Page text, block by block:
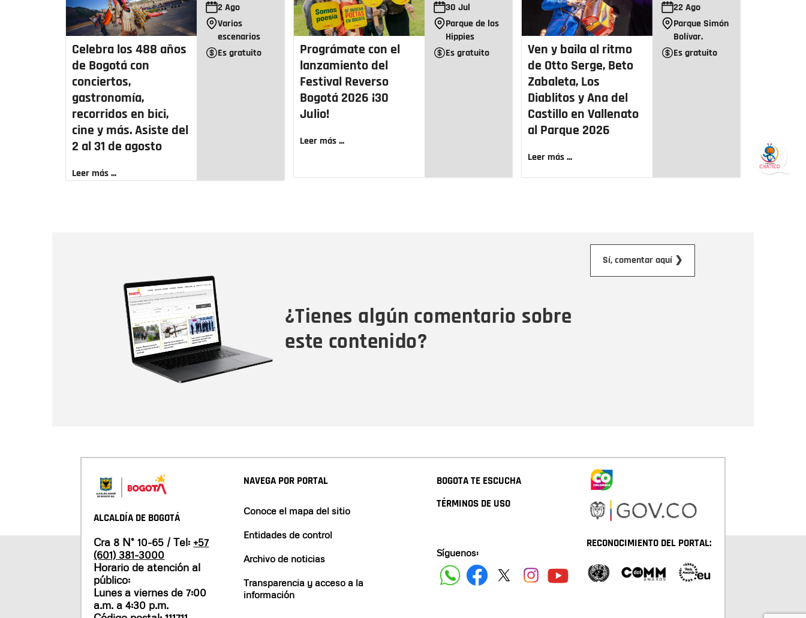
Celebra los 488 años
de Bogotá con
conciertos,
gastronomía,
recorridos en bici,
cine y más. Asiste del
2 al 31 de agosto
Leer más ...
2Ago
Varios
escenarios
Es gratuito
Prográmate con el
lanzamiento del
Festival Reverso
Bogotá 2026 ¡30
Julio!
Leer más ...
30 Jul
Parque de los
Hippies
Es gratuito
Ven y baila al ritmo
de Otto Serge, Beto
Zabaleta, Los
Diablitos y Ana del
Castillo en Vallenato
al Parque 2026
Leer más ...
22Ago
Parque Simón
Bolívar.
Es gratuito
¿Tienes algún comentario sobre
este contenido?
Sí, comentar aquí ❯
ALCALDÍA DE BOGOTÁ
Cra 8 N° 10-65 / Tel: +57
(601) 381-3000
Horario de atención al
público:
Lunes a viernes de 7:00
a.m. a 4:30 p.m.
NAVEGA POR PORTAL
Conoce el mapa del sitio
Entidades de control
Archivo de noticias
Transparencia y acceso a la
información
BOGOTA TE ESCUCHA
TÉRMINOS DE USO
Síguenos:
RECONOCIMIENTO DEL PORTAL: